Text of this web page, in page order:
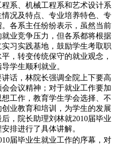
系、机械工程系和艺术设计系
况及特点、专业培养特色、专
各系主任纷纷表示，虽然当前
业竞争压力，但各系都将根据
习实践基地，鼓励学生考取职
，转变传统保守的就业观念，
学生顺利就业。
话，林院长强调全院上下要高
会议精神；对于就业工作要加
工作，教育学生学会选择、不
业教育和培训，为学生的发展
，院长助理刘林就2010届毕业
排进行了具体讲解。
届毕业生就业工作的序幕，对